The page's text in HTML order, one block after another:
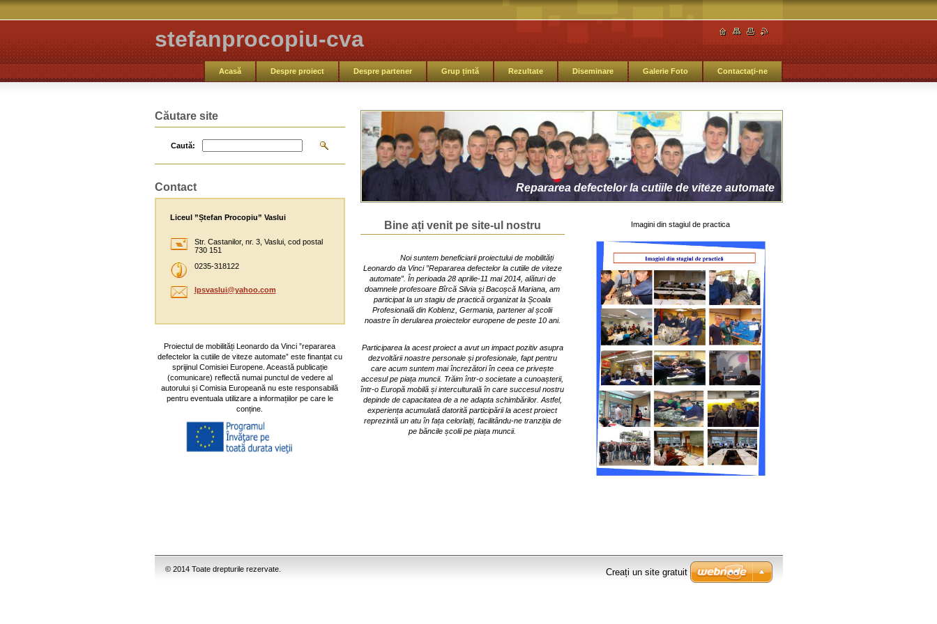
stefanprocopiu-cva
Acasă Despre proiect Despre partener Grup țintă Rezultate Diseminare Galerie Foto Contactaţi-ne
Repararea defectelor la cutiile de viteze automate
Imagini din stagiul de practica
Bine ați venit pe site-ul nostru
Noi suntem beneficiarii proiectului de mobilități
Leonardo da Vinci ”Repararea defectelor la cutiile de viteze
automate”. În perioada 28 aprilie-11 mai 2014, alături de
doamnele profesoare Bîrcă Silvia și Bacoșcă Mariana, am
participat la un stagiu de practică organizat la Școala
Profesională din Koblenz, Germania, partener al școlii
noastre în derularea proiectelor europene de peste 10 ani.
Participarea la acest proiect a avut un impact pozitiv asupra
dezvoltării noastre personale și profesionale, fapt pentru
care acum suntem mai încrezători în ceea ce privește
accesul pe piața muncii. Trăim într-o societate a cunoașterii,
într-o Europă mobilă și interculturală în care succesul nostru
depinde de capacitatea de a ne adapta schimbărilor. Astfel,
experiența acumulată datorită participării la acest proiect
reprezintă un atu în fața celorlalți, facilitându-ne tranziția de
pe băncile școlii pe piața muncii.
Căutare site
Caută:
Contact
Liceul ”Ștefan Procopiu” Vaslui
Str. Castanilor, nr. 3, Vaslui, cod postal
730 151
0235-318122
lpsvaslui@yahoo.com
Proiectul de mobilități Leonardo da Vinci ”repararea
defectelor la cutiile de viteze automate” este finanțat cu
sprijinul Comisiei Europene. Această publicație
(comunicare) reflectă numai punctul de vedere al
autorului și Comisia Europeană nu este responsabilă
pentru eventuala utilizare a informațiilor pe care le
conține.
© 2014 Toate drepturile rezervate. Creați un site gratuit